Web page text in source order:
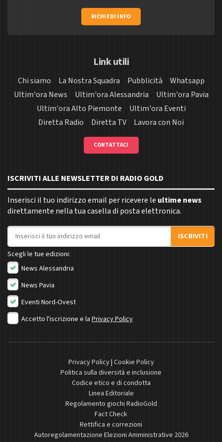
RICHIEDI INFO
Link utili
Chi siamo La Nostra Squadra Pubblicità
Whatsapp
Ultim'ora News
Ultim'ora Alessandria
Ultim'ora Pavia
Ultim'ora Alto Piemonte
Ultim'ora Eventi
Diretta Radio
Diretta TV Lavora con Noi
CONTATTACI
ISCRIVITI ALLE NEWSLETTER DI RADIO GOLD
Inserisci il tuo indirizzo email per ricevere le ultime news
direttamente nella tua casella di posta elettronica.
Indirizzo email
ISCRIVITI
Scegli le tue edizioni:
News Alessandria
News Pavia
Eventi Nord-Ovest
Accetto l'iscrizione e la Privacy Policy
Privacy Policy| Cookie Policy
Politica sulla diversità e inclusione
Codice etico e di condotta
Linea Editoriale
Regolamento giochi RadioGold
Fact Check
Rettifica e correzioni
Autoregolamentazione Elezioni Amministrative 2026